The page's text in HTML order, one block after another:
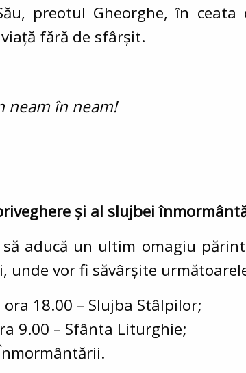
preotul Gheorghe, în
fără de sfârșit.
neam în neam!
și al slujbei
să aducă un ultim omagiu
unde vor fi săvârșite
ora 18.00 – Slujba Stâlpilor;
9.00 – Sfânta Liturghie;
.